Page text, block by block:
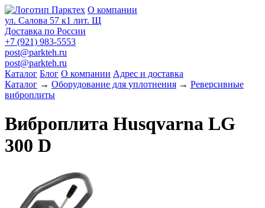
О компании
ул. Салова 57 к1 лит. Щ
Доставка по России
+7 (921) 983-5553
post@parkteh.ru
post@parkteh.ru
Каталог Блог О компании Адрес и доставка
Каталог → Оборудование для уплотнения → Реверсивные
виброплиты
Виброплита Husqvarna LG
300 D